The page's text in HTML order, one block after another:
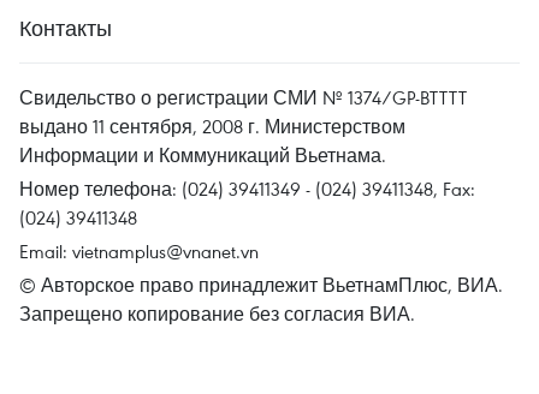
Контакты
Свидельство о регистрации СМИ № 1374/GP-BTTTT
выдано 11 сентября, 2008 г. Министерством
Информации и Коммуникаций Вьетнама.
Номер телефона: (024) 39411349 - (024) 39411348, Fax:
(024) 39411348
Email: vietnamplus@vnanet.vn
© Авторское право принадлежит ВьетнамПлюс, ВИА.
Запрещено копирование без согласия ВИА.